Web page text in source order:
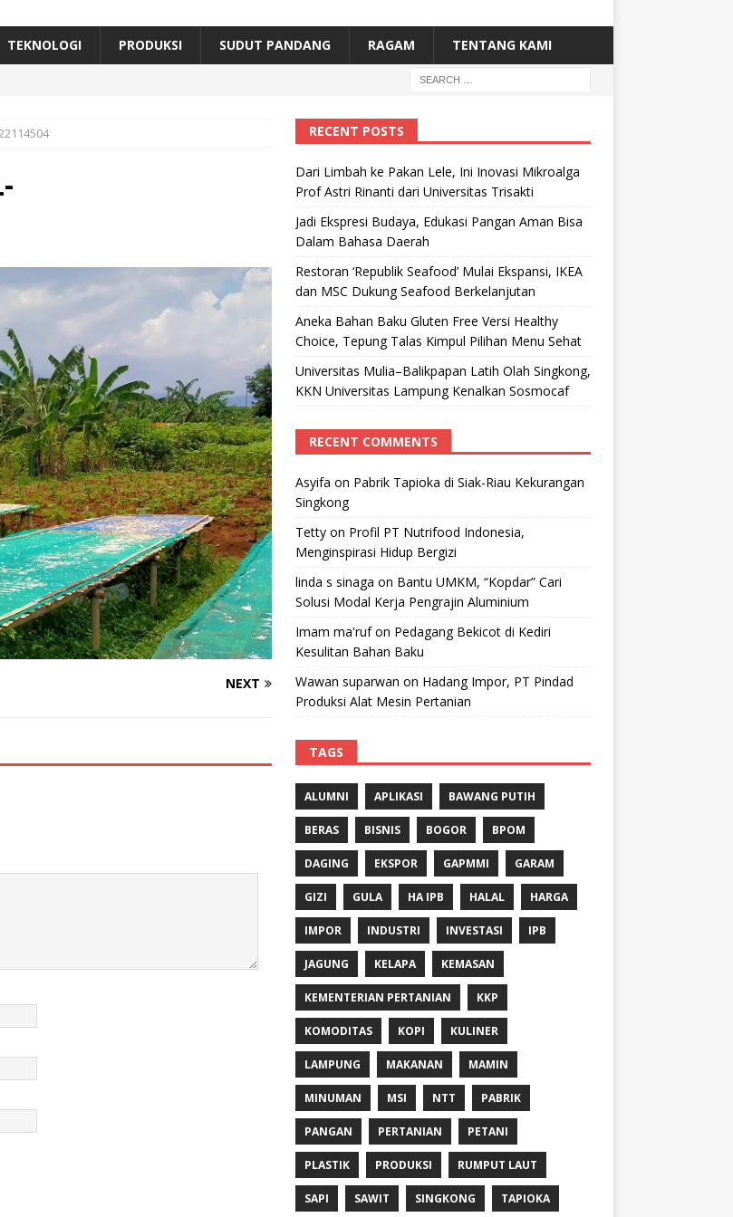
Prof Astri Rinanti dari Universitas Trisakti
TEKNOLOGI PRODUKSI SUDUT PANDANG RAGAM TENTANG KAMI
NEXT
RECENT POSTS
Dari Limbah ke Pakan Lele, Ini Inovasi Mikroalga
Prof Astri Rinanti dari Universitas Trisakti
Jadi Ekspresi Budaya, Edukasi Pangan Aman Bisa
Dalam Bahasa Daerah
Restoran ‘Republik Seafood’ Mulai Ekspansi, IKEA
dan MSC Dukung Seafood Berkelanjutan
Aneka Bahan Baku Gluten Free Versi Healthy
Choice, Tepung Talas Kimpul Pilihan Menu Sehat
Universitas Mulia–Balikpapan Latih Olah Singkong,
KKN Universitas Lampung Kenalkan Sosmocaf
RECENT COMMENTS
Asyifa on Pabrik Tapioka di Siak-Riau Kekurangan
Singkong
Tettyon Profil PT Nutrifood Indonesia,
Menginspirasi Hidup Bergizi
linda s sinaga on Bantu UMKM, “Kopdar” Cari
Solusi Modal Kerja Pengrajin Aluminium
Imam ma'rufon Pedagang Bekicot di Kediri
Kesulitan Bahan Baku
Wawan suparwan on Hadang Impor, PT Pindad
Produksi Alat Mesin Pertanian
TAGS
ALUMNI APLIKASI BAWANG PUTIH
BERAS BISNIS BOGOR BPOM
DAGING EKSPOR GAPMMI GARAM
GIZI GULA HA IPB HALAL HARGA
IMPOR INDUSTRI INVESTASI IPB
JAGUNG KELAPA KEMASAN
KEMENTERIAN PERTANIAN KKP
KOMODITAS KOPI KULINER
LAMPUNG MAKANAN MAMIN
MINUMAN MSI NTT PABRIK
PANGAN PERTANIAN PETANI
PLASTIK PRODUKSI RUMPUT LAUT
SAPI SAWIT SINGKONG TAPIOKA